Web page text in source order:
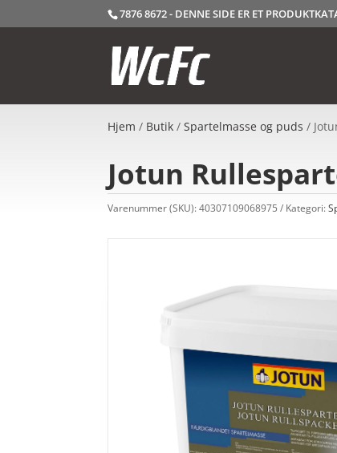
7876 8672 - DENNE SIDE ER ET
Hjem / Butik /Spartelmasse og puds /
Jotun
Varenummer (SKU):40307109068975 Kategori: